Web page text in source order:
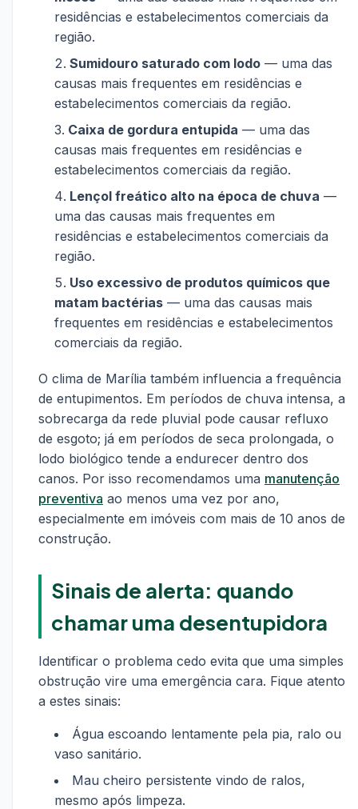
residências e estabelecimentos comerciais da
região.
Sumidouro saturado com lodo — uma das
causas mais frequentes em residências e
estabelecimentos comerciais da região.
Caixa de gordura entupida — uma das
causas mais frequentes em residências e
estabelecimentos comerciais da região.
Lençol freático alto na época de chuva —
uma das causas mais frequentes em
residências e estabelecimentos comerciais da
região.
Uso excessivo de produtos químicos que
matam bactérias — uma das causas mais
frequentes em residências e estabelecimentos
comerciais da região.
O clima de Marília também influencia a frequência
de entupimentos. Em períodos de chuva intensa, a
sobrecarga da rede pluvial pode causar refluxo
de esgoto; já em períodos de seca prolongada, o
lodo biológico tende a endurecer dentro dos
canos. Por isso recomendamos uma manutenção
preventiva ao menos uma vez por ano,
especialmente em imóveis com mais de 10 anos de
construção.
Sinais de alerta: quando
chamar uma desentupidora
Identificar o problema cedo evita que uma simples
obstrução vire uma emergência cara. Fique atento
a estes sinais:
Água escoando lentamente pela pia, ralo ou
vaso sanitário.
Mau cheiro persistente vindo de ralos,
mesmo após limpeza.